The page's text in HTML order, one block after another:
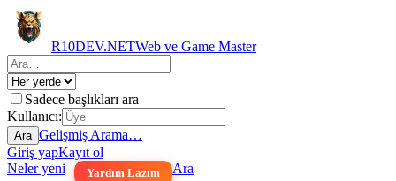
R10DEV.NETWeb ve Game Master
Sadece başlıkları ara
Kullanıcı:
Ara Gelişmiş Arama…
Giriş yapKayıt ol
Neler yeni
Yardım Lazım Ara